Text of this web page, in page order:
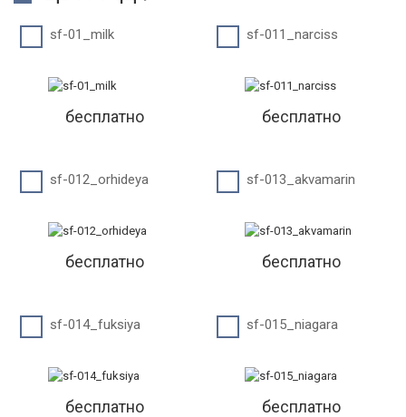
sf-01_milk
бесплатно
sf-011_narciss
бесплатно
sf-012_orhideya
бесплатно
sf-013_akvamarin
бесплатно
sf-014_fuksiya
бесплатно
sf-015_niagara
бесплатно